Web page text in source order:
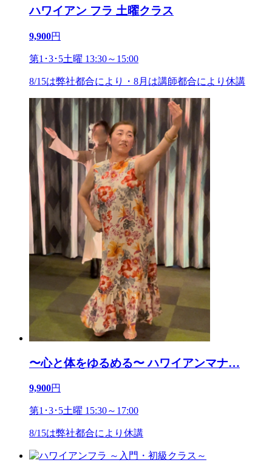
ハワイアン フラ 土曜クラス
9,900円
第1･3･5土曜 13:30～15:00
8/15は弊社都合により・8月は講師都合により休講
〜心と体をゆるめる〜 ハワイアンマナ…
9,900円
第1･3･5土曜 15:30～17:00
8/15は弊社都合により休講